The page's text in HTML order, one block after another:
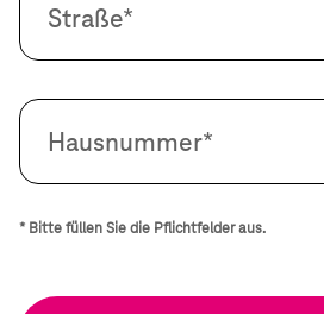
Straße*
Hausnummer*
* Bitte füllen Sie die Pflichtfelder aus.​